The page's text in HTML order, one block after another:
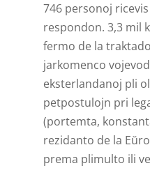
746 personoj
respondon. 3,3 mil
fermo de la
jarkomenco
eksterlandanoj pli
petpostulojn pri
(portemta,
rezidanto de la
prema plimulto ili